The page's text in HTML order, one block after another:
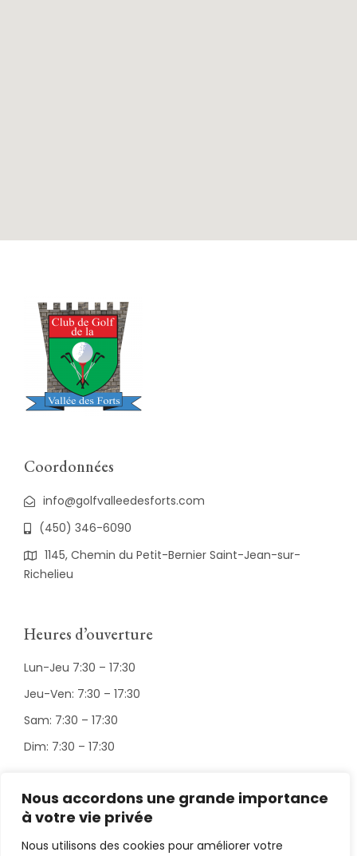
Nous accordons une grande importance
à votre vie privée
Nous utilisons des cookies pour améliorer votre
Coordonnées
info@golfvalleedesforts.com
(450) 346-6090
1145, Chemin du Petit-Bernier Saint-Jean-sur-
Richelieu
Heures d’ouverture
Lun-Jeu 7:30 – 17:30
Jeu-Ven: 7:30 – 17:30
Sam: 7:30 – 17:30
Dim: 7:30 – 17:30
Suivez-nous